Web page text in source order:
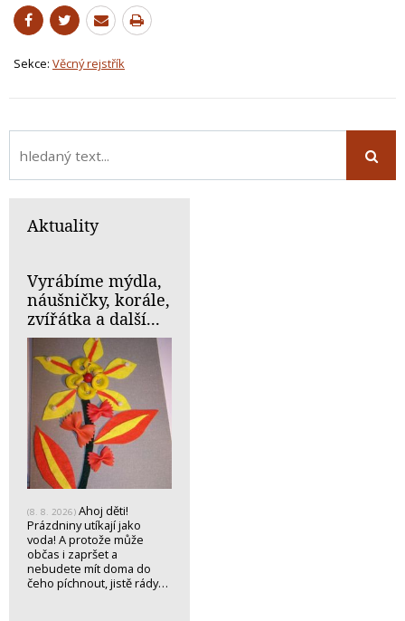
Sekce: Věcný rejstřík
Aktuality
Vyrábíme mýdla,
náušničky, korále,
zvířátka a další...
(8. 8. 2026) Ahoj děti!
Prázdniny utíkají jako
voda! A protože může
občas i zapršet a
nebudete mít doma do
čeho píchnout, jistě rády…